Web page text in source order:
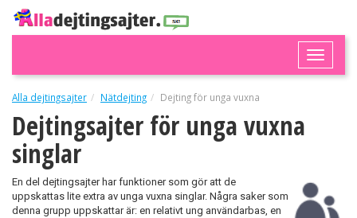
Toggle
Alla dejtingsajter Nätdejting Dejting för unga vuxna
Dejtingsajter för unga vuxna
singlar
En del dejtingsajter har funktioner som gör att de
uppskattas lite extra av unga vuxna singlar. Några saker som
denna grupp uppskattar är: en relativt ung användarbas, en